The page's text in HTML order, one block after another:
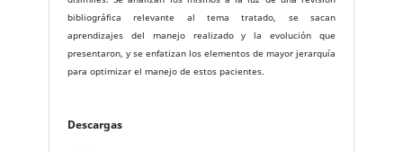
bibliográfica relevante al tema tratado, se sacan
aprendizajes del manejo realizado y la evolución que
presentaron, y se enfatizan los elementos de mayor jerarquía
para optimizar el manejo de estos pacientes.
Descargas